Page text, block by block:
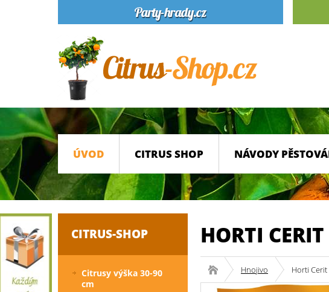
ÚVOD CITRUS SHOP NÁVODY
HORTI
Hnojivo Horti
CITRUS-SHOP
Citrusy výška 30-90
cm